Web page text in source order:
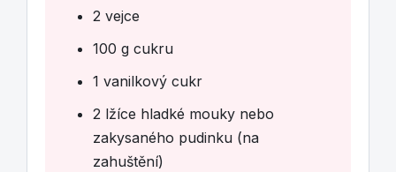
2 vejce
100 g cukru
1 vanilkový cukr
2 lžíce hladké mouky nebo
zakysaného pudinku (na
zahuštění)